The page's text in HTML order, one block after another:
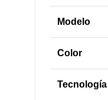
Modelo
Color